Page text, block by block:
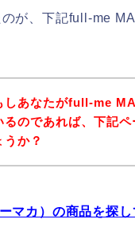
が、下記full-me
しあなたがfull-me
るのであれば、下記
うか？
マカ）の商品を探